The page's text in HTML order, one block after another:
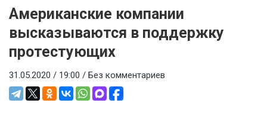
Американские компании
высказываются в поддержку
протестующих
31.05.2020 / 19:00 / Без комментариев